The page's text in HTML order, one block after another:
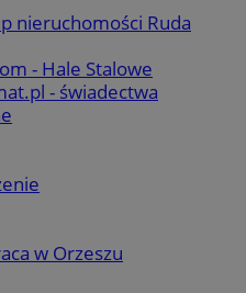
nieruchomości Ruda
- Hale Stalowe
- świadectwa
w Orzeszu